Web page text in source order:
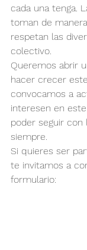
cada una tenga.
toman de
respetan las
colectivo.
Queremos abrir
hacer crecer
convocamos a
interesen en
poder seguir con
siempre.
Si quieres ser
te invitamos a
formulario: